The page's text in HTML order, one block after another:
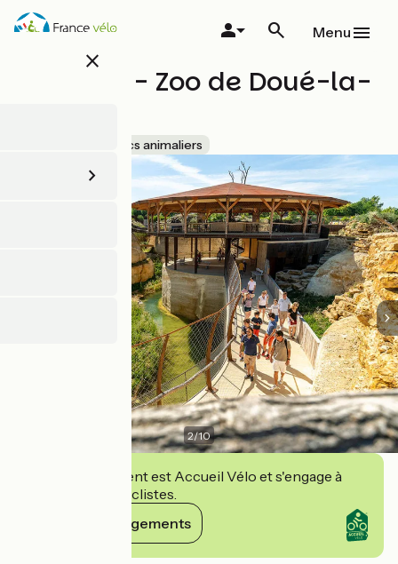
Aller
au
close
Menu
BIOPARC - Zoo de Doué-la-
Parcs animaliers
2/10
Cet établissement est Accueil Vélo et s'engage à
accueillir des cyclistes.
Voir ses engagements